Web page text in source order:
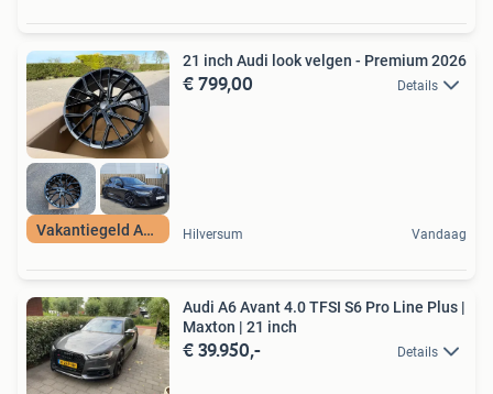
Vakantiegeld Actie
21 inch Audi look velgen - Premium 2026
€ 799,00 Details
Hilversum Vandaag
Audi A6 Avant 4.0 TFSI S6 Pro Line Plus |
Maxton | 21 inch
€ 39.950,- Details